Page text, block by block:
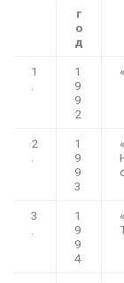
г
о
д
1
.
1
9
9
2
2
.
1
9
9
3
3
.
1
9
9
4